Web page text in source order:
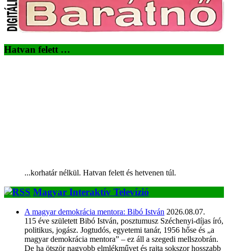
Hatvan felett …
...korhatár nélkül. Hatvan felett és hetvenen túl.
Magyar Interaktív Televízió
A magyar demokrácia mentora: Bibó István 2026.08.07.
115 éve született Bibó István, posztumusz Széchenyi-díjas író,
politikus, jogász. Jogtudós, egyetemi tanár, 1956 hőse és „a
magyar demokrácia mentora” – ez áll a szegedi mellszobrán.
De ha ötször nagyobb elmlékművet és rajta sokszor hosszabb